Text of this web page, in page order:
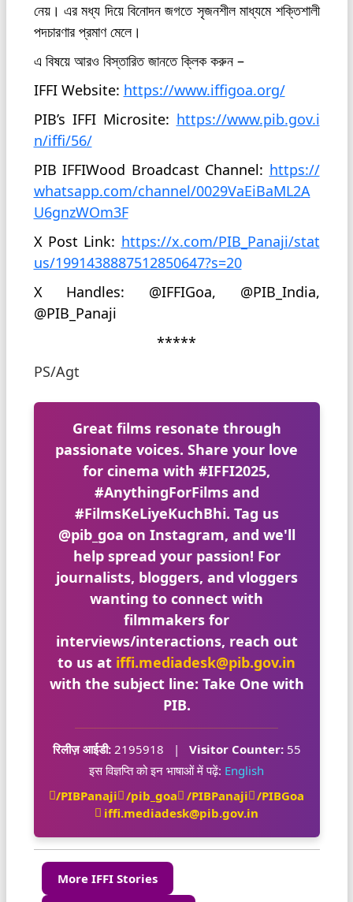
নেয়। এর মধ্য দিয়ে বিনোদন জগতে সৃজনশীল মাধ্যমে শক্তিশালী
পদচারণার প্রমাণ মেলে।
এ বিষয়ে আরও বিস্তারিত জানতে ক্লিক করুন –
IFFI Website: https://www.iffigoa.org/
PIB’s IFFI Microsite: https://www.pib.gov.i
n/iffi/56/
PIB IFFIWood Broadcast Channel: https://
whatsapp.com/channel/0029VaEiBaML2A
U6gnzWOm3F
X Post Link: https://x.com/PIB_Panaji/stat
us/1991438887512850647?s=20
X Handles: @IFFIGoa, @PIB_India,
@PIB_Panaji
*****
PS/Agt
Great films resonate through
passionate voices. Share your love
for cinema with #IFFI2025,
#AnythingForFilmsand
#FilmsKeLiyeKuchBhi. Tag us
@pib_goa on Instagram, and we'll
help spread your passion! For
journalists, bloggers, and vloggers
wanting to connect with
filmmakers for
interviews/interactions, reach out
to us at iffi.mediadesk@pib.gov.in
with the subject line: Take One with
PIB.
रिलीज़ आईडी: 2195918 | Visitor Counter: 55
इस विज्ञप्ति को इन भाषाओं में पढ़ें: English
/PIBPanaji
/pib_goa /PIBPanaji
/PIBGoa
iffi.mediadesk@pib.gov.in
More IFFI Stories